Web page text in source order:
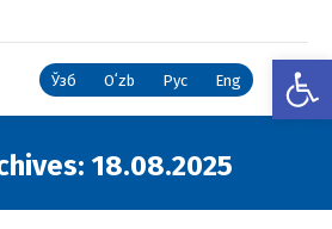
Ўзб Oʻzb Рус Eng
18.08.2025